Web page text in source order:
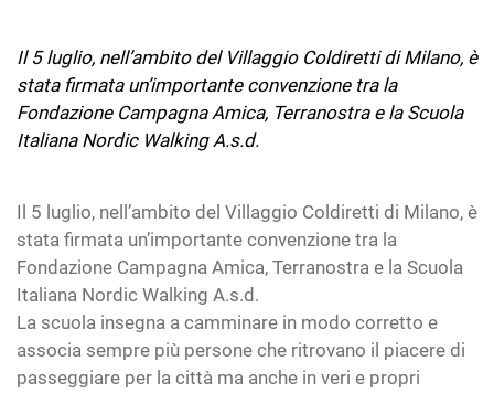
Il 5 luglio, nell’ambito del Villaggio Coldiretti di Milano, è
stata firmata un’importante convenzione tra la
Fondazione Campagna Amica, Terranostra e la Scuola
Italiana Nordic Walking A.s.d.
Il 5 luglio, nell’ambito del Villaggio Coldiretti di Milano, è
stata firmata un’importante convenzione tra la
Fondazione Campagna Amica, Terranostra e la Scuola
Italiana Nordic Walking A.s.d.
La scuola insegna a camminare in modo corretto e
associa sempre più persone che ritrovano il piacere di
passeggiare per la città ma anche in veri e propri